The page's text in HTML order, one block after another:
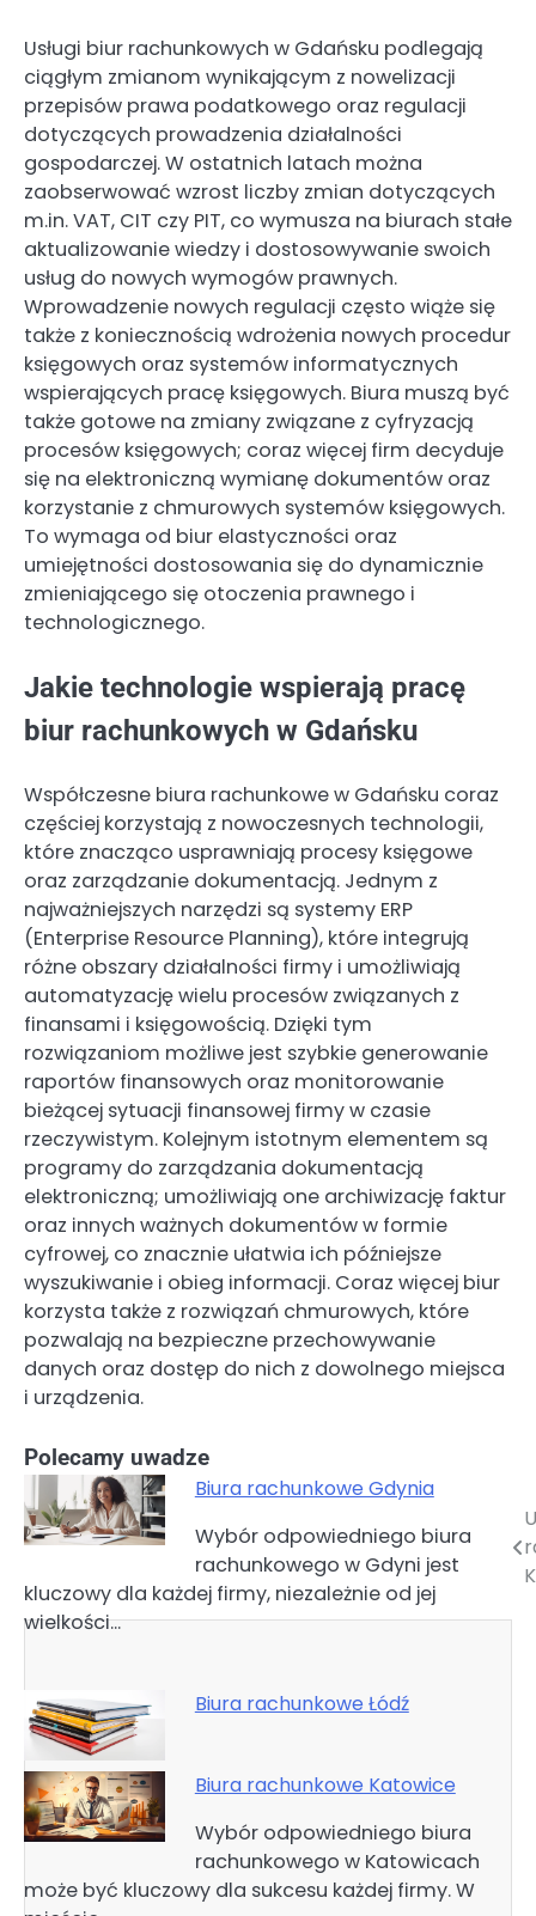
Usługi biur rachunkowych w Gdańsku podlegają
ciągłym zmianom wynikającym z nowelizacji
przepisów prawa podatkowego oraz regulacji
dotyczących prowadzenia działalności
gospodarczej. W ostatnich latach można
zaobserwować wzrost liczby zmian dotyczących
m.in. VAT, CIT czy PIT, co wymusza na biurach stałe
aktualizowanie wiedzy i dostosowywanie swoich
usług do nowych wymogów prawnych.
Wprowadzenie nowych regulacji często wiąże się
także z koniecznością wdrożenia nowych procedur
księgowych oraz systemów informatycznych
wspierających pracę księgowych. Biura muszą być
także gotowe na zmiany związane z cyfryzacją
procesów księgowych; coraz więcej firm decyduje
się na elektroniczną wymianę dokumentów oraz
korzystanie z chmurowych systemów księgowych.
To wymaga od biur elastyczności oraz
umiejętności dostosowania się do dynamicznie
zmieniającego się otoczenia prawnego i
technologicznego.
Jakie technologie wspierają pracę
biur rachunkowych w Gdańsku
Współczesne biura rachunkowe w Gdańsku coraz
częściej korzystają z nowoczesnych technologii,
które znacząco usprawniają procesy księgowe
oraz zarządzanie dokumentacją. Jednym z
najważniejszych narzędzi są systemy ERP
(Enterprise Resource Planning), które integrują
różne obszary działalności firmy i umożliwiają
automatyzację wielu procesów związanych z
finansami i księgowością. Dzięki tym
rozwiązaniom możliwe jest szybkie generowanie
raportów finansowych oraz monitorowanie
bieżącej sytuacji finansowej firmy w czasie
rzeczywistym. Kolejnym istotnym elementem są
programy do zarządzania dokumentacją
elektroniczną; umożliwiają one archiwizację faktur
oraz innych ważnych dokumentów w formie
cyfrowej, co znacznie ułatwia ich późniejsze
wyszukiwanie i obieg informacji. Coraz więcej biur
korzysta także z rozwiązań chmurowych, które
pozwalają na bezpieczne przechowywanie
danych oraz dostęp do nich z dowolnego miejsca
i urządzenia.
Polecamy uwadze
Biura rachunkowe Gdynia
Wybór odpowiedniego biura
rachunkowego w Gdyni jest
kluczowy dla każdej firmy, niezależnie od jej
wielkości…
Biura rachunkowe Łódź
Biura rachunkowe Katowice
Wybór odpowiedniego biura
rachunkowego w Katowicach
może być kluczowy dla sukcesu każdej firmy. W
Nawigacja